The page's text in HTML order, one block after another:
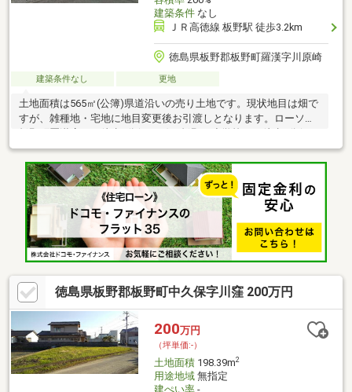
建築条件なし
ＪＲ高徳線 板野駅 徒歩3.2km
徳島県板野郡板野町羅漢字川原崎
建築条件なし 更地
土地面積は565㎡(公簿)県道沿いの売り土地です。現状地目は畑で
すが、雑種地・宅地に地目変更後お引渡しとなります。ローソン
板野町羅漢店まで徒歩4分(350ｍ)、板野西小学校まで徒歩4分(305
ｍ)、板野中学校まで徒歩35分(2777ｍ)の立地です。日当たり・風
通しともに良好、前面道路が広い為駐車も楽々です。住宅用地・
駐車場・店舗用地等様々な用途で使用できます。詳細気になる方
は株式会社プラスナイス藍住・北島不動産モールまでお問合せ下
さい。
徳島県板野郡板野町中久保字川窪 200万円
200万円
（坪単価:-）
土地面積198.39m2
用途地域無指定
建ぺい率-